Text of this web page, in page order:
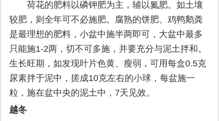
荷花的肥料以磷钾肥为主，辅以氮肥。如土壤
较肥，则全年可不必施肥。腐熟的饼肥、鸡鸭鹅粪
是最理想的肥料，小盆中施半两即可，大盆中最多
只能施1-2两，切不可多施，并要充分与泥土拌和。
生长旺期，如发现叶片色黄、瘦弱，可用每盒0.5克
尿素拌于泥中，搓成10克左右的小球，每盆施一
粒，施在盆中央的泥土中，7天见效。
越冬